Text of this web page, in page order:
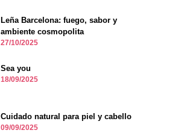
Leña Barcelona: fuego, sabor y
ambiente cosmopolita
27/10/2025
Sea you
18/09/2025
Cuidado natural para piel y cabello
09/09/2025